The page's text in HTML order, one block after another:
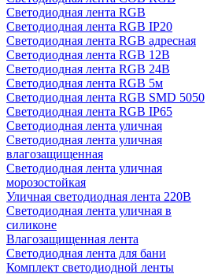
Светодиодная лента RGB
Светодиодная лента RGB IP20
Светодиодная лента RGB адресная
Светодиодная лента RGB 12В
Светодиодная лента RGB 24В
Светодиодная лента RGB 5м
Светодиодная лента RGB SMD 5050
Светодиодная лента RGB IP65
Светодиодная лента уличная
Светодиодная лента уличная
влагозащищенная
Светодиодная лента уличная
морозостойкая
Уличная светодиодная лента 220В
Светодиодная лента уличная в
силиконе
Влагозащищенная лента
Светодиодная лента для бани
Комплект светодиодной ленты